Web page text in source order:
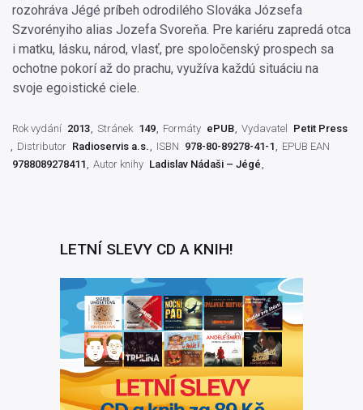
rozohráva Jégé príbeh odrodilého Slováka Józsefa
Szvorényiho alias Jozefa Svoreňa. Pre kariéru zapredá otca
i matku, lásku, národ, vlasť, pre spoločenský prospech sa
ochotne pokorí až do prachu, využíva každú situáciu na
svoje egoistické ciele.
Rok vydání 2013 Stránek 149 Formáty ePUB Vydavatel
Petit Press
Distributor Radioservis a.s. ISBN 978-80-89278-41-1
EPUB EAN
9788089278411
Autor knihy Ladislav Nádaši – Jégé
LETNÍ SLEVY CD A KNIH!